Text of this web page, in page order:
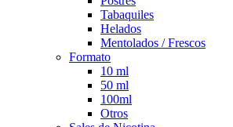
Tabaquiles
Helados
Mentolados / Frescos
Formato
10 ml
50 ml
100ml
Otros